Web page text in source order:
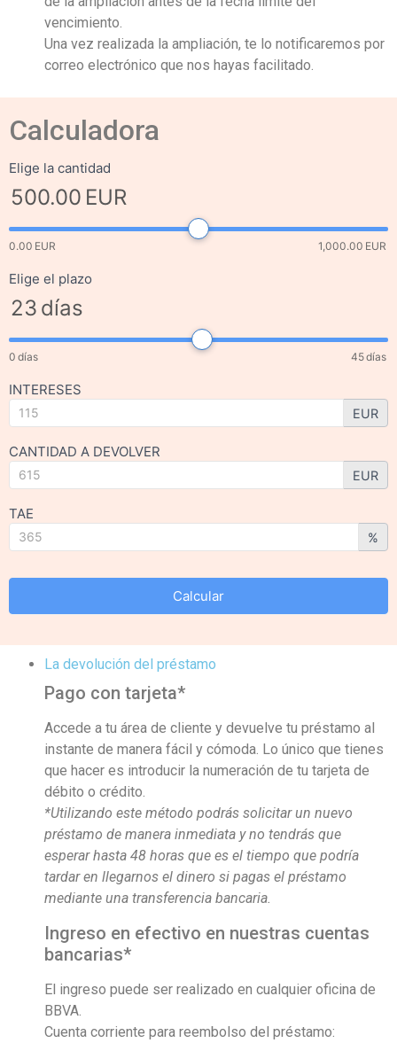
vencimiento.
Una vez realizada la ampliación, te lo notificaremos por
correo electrónico que nos hayas facilitado.
Calculadora
Slider
Elige la cantidad
500.00 EUR
0.00 EUR 1,000.00 EUR
Elige el plazo
23 días
0 días 45días
INTERESES
EUR
CANTIDAD A DEVOLVER
EUR
TAE
%
Calcular
La devolución del préstamo
Pago con tarjeta*
Accede a tu área de cliente y devuelve tu préstamo al
instante de manera fácil y cómoda. Lo único que tienes
que hacer es introducir la numeración de tu tarjeta de
débito o crédito.
*Utilizando este método podrás solicitar un nuevo
préstamo de manera inmediata y no tendrás que
esperar hasta 48 horas que es el tiempo que podría
tardar en llegarnos el dinero si pagas el préstamo
mediante una transferencia bancaria.
Ingreso en efectivo en nuestras cuentas
bancarias*
El ingreso puede ser realizado en cualquier oficina de
BBVA.
Cuenta corriente para reembolso del préstamo: